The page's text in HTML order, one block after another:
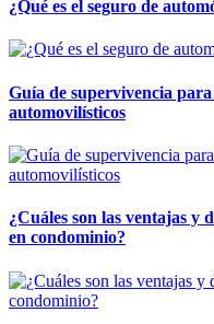
¿Qué es el seguro de
Guía de supervivencia
automovilísticos
¿Cuáles son las ventajas y
en condominio?